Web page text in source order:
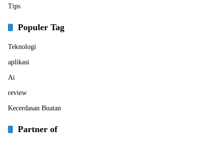
Tips
Populer Tag
Teknologi
aplikasi
Ai
review
Kecerdasan Buatan
Partner of